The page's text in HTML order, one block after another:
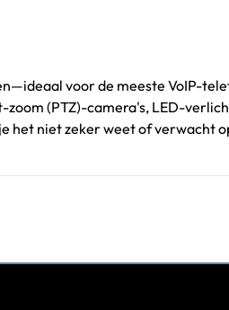
voor de meeste VoIP-
(PTZ)-camera's, LED-
niet zeker weet of verwacht